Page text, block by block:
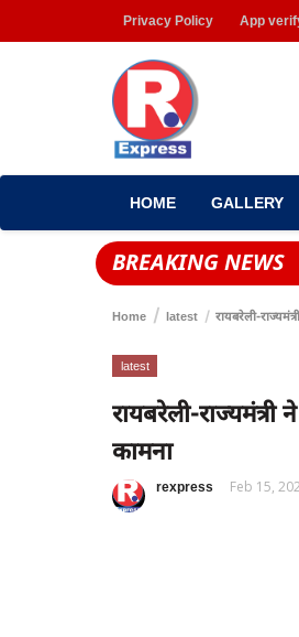
Privacy Policy App
HOME GALLERY
BREAKING NEWS
Home latest रायबरेली-
latest
रायबरेली-
कामना
rexpress Feb 15,